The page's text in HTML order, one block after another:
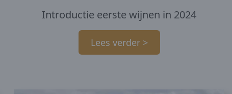
Introductie eerste wijnen in 2024
Lees verder >